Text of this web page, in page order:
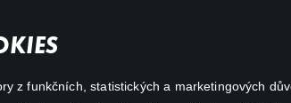
z funkčních, statistických a marketingových